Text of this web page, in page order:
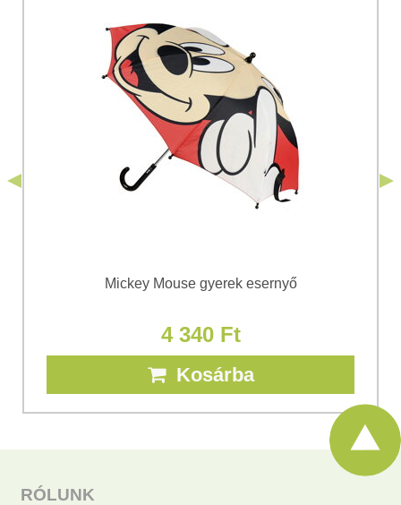
Hozzájárulok a személyes adatok kezeléséhez a űrlap
elküldése céljából. Megismertem a Bomba
Adatvédelemfeltételeit.
Mickey Mouse gyerek esernyő
4 340 Ft
Kosárba
RÓLUNK